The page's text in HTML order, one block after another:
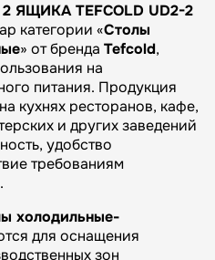
TEFCOLD UD2-2
категории «Столы
» от бренда Tefcold,
на
питания. Продукция
кухнях ресторанов, кафе,
и других заведений
удобство
требованиям
холодильные-
для оснащения
зон